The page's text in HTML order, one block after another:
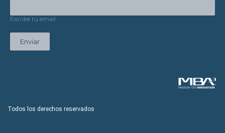
Escribe tu email
Enviar
Todos los derechos reservados